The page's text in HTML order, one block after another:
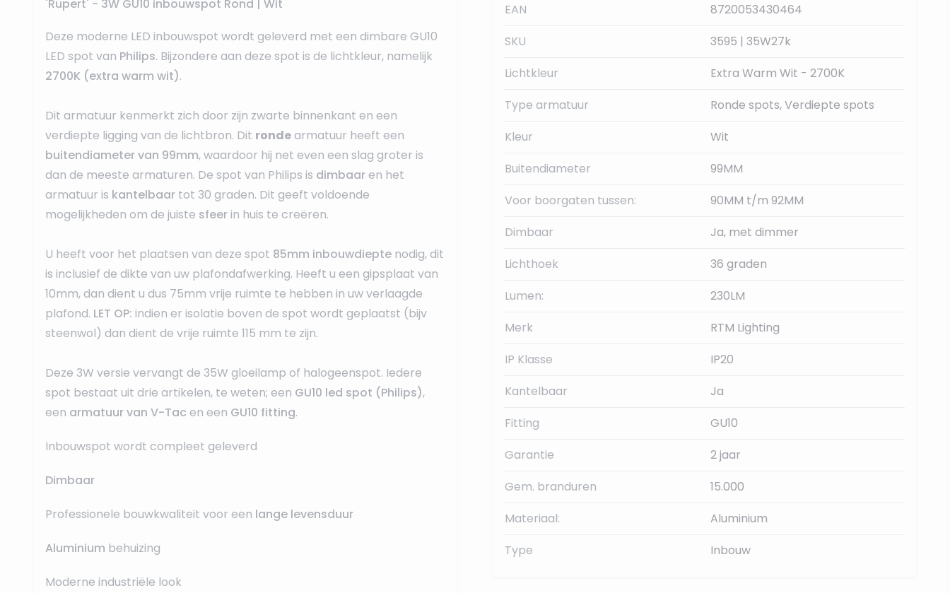
'Rupert' - 3W GU10 inbouwspot Rond | Wit
Deze moderne LED inbouwspot wordt geleverd met een dimbare GU10
LED spot van Philips. Bijzondere aan deze spot is de lichtkleur, namelijk
2700K (extra warm wit).
Dit armatuur kenmerkt zich door zijn zwarte binnenkant en een
verdiepte ligging van de lichtbron. Dit rondearmatuur heeft een
buitendiametervan 99mm, waardoor hij net even een slag groter is
dan de meeste armaturen. De spot van Philips is dimbaaren het
armatuur is kantelbaar tot 30 graden. Dit geeft voldoende
mogelijkheden om de juiste sfeerin huis te creëren.
U heeft voor het plaatsen van deze spot 85mm inbouwdiepte nodig, dit
is inclusief de dikte van uw plafondafwerking. Heeft u een gipsplaat van
10mm, dan dient u dus 75mm vrije ruimte te hebben in uw verlaagde
plafond. LET OP: indien er isolatie boven de spot wordt geplaatst (bijv
steenwol) dan dient de vrije ruimte 115 mm te zijn.
Deze 3W versie vervangt de 35W gloeilamp of halogeenspot. Iedere
spot bestaat uit drie artikelen, te weten; een GU10 led spot (Philips),
een armatuur van V-Tac en een GU10 fitting.
Inbouwspot wordt compleet geleverd
Dimbaar
Professionele bouwkwaliteit voor een lange levensduur
Aluminium behuizing
Moderne industriële look
EAN
8720053430464
SKU
3595 | 35W27k
Lichtkleur
Extra Warm Wit - 2700K
Type armatuur
Ronde spots, Verdiepte spots
Kleur
Wit
Buitendiameter
99MM
Voor boorgaten tussen:
90MM t/m 92MM
Dimbaar
Ja, met dimmer
Lichthoek
36 graden
Lumen:
230LM
Merk
RTM Lighting
IP Klasse
IP20
Kantelbaar
Ja
Fitting
GU10
Garantie
2 jaar
Gem. branduren
15.000
Materiaal:
Aluminium
Type
Inbouw